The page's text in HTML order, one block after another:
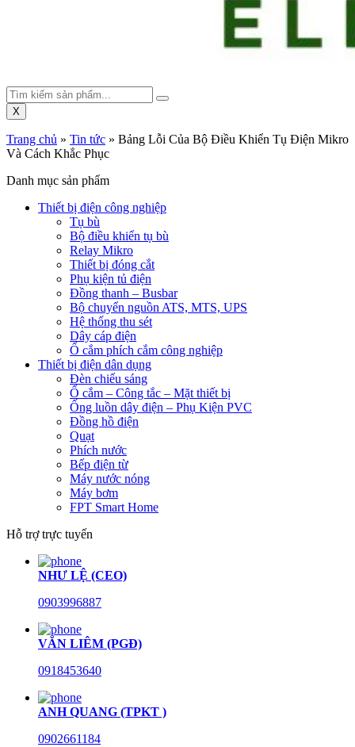
X
Trang chủ » Tin tức » Bảng Lỗi Của Bộ Điều Khiển Tụ Điện Mikro
Và Cách Khắc Phục
Danh mục sản phẩm
Thiết bị điện công nghiệp
Tụ bù
Bộ điều khiển tụ bù
Relay Mikro
Thiết bị đóng cắt
Phụ kiện tủ điện
Đồng thanh – Busbar
Bộ chuyển nguồn ATS, MTS, UPS
Hệ thống thu sét
Dây cáp điện
Ổ cắm phích cắm công nghiệp
Thiết bị điện dân dụng
Đèn chiếu sáng
Ổ cắm – Công tắc – Mặt thiết bị
Ống luồn dây điện – Phụ Kiện PVC
Đồng hồ điện
Quạt
Phích nước
Bếp điện từ
Máy nước nóng
Máy bơm
FPT Smart Home
Hỗ trợ trực tuyến
NHƯ LỆ (CEO)
0903996887
VĂN LIÊM (PGĐ)
0918453640
ANH QUANG (TPKT )
0902661184